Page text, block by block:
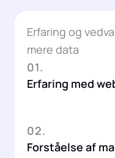
Erfaring og
mere data
01.
Erfaring med
02.
Forståelse af